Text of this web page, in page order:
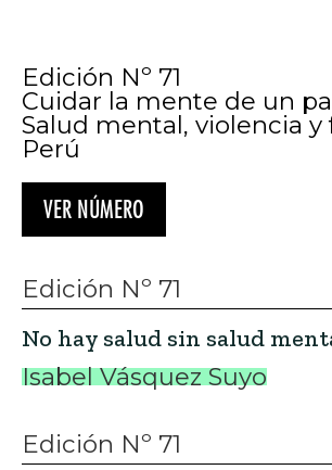
Edición Nº 71
Cuidar la mente de un
Salud mental, violencia y
Perú
VER NÚMERO
Edición Nº 71
No hay salud sin salud
Isabel Vásquez Suyo
Edición Nº 71